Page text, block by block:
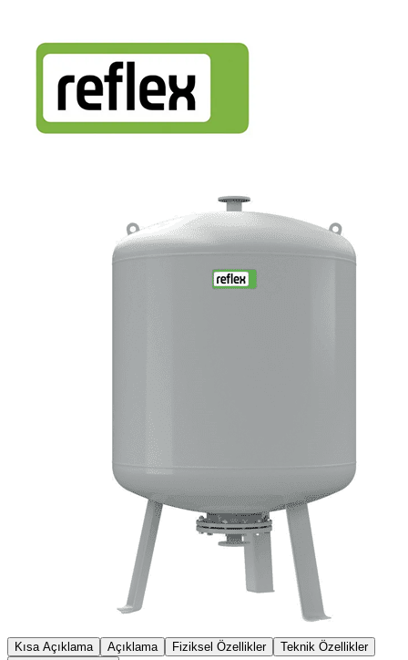
Kısa Açıklama Açıklama Fiziksel Özellikler
Teknik Özellikler